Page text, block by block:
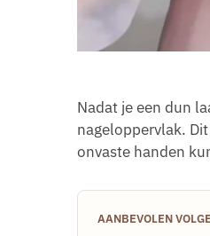
Nadat je een dun
nageloppervlak.
onvaste handen
AANBEVOLEN